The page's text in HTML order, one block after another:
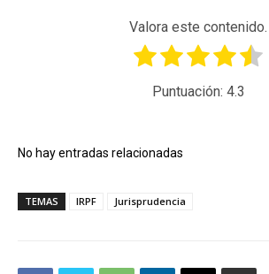
Valora este contenido.
Puntuación: 4.3
No hay entradas relacionadas
TEMAS IRPF Jurisprudencia